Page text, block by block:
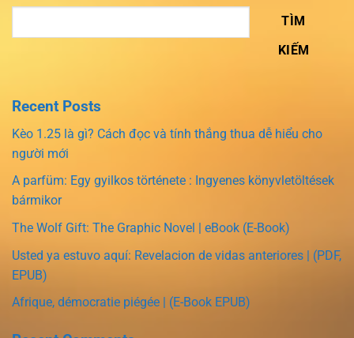
TÌM
KIẾM
Recent Posts
Kèo 1.25 là gì? Cách đọc và tính thắng thua dễ hiểu cho
người mới
A parfüm: Egy gyilkos története : Ingyenes könyvletöltések
bármikor
The Wolf Gift: The Graphic Novel | eBook (E-Book)
Usted ya estuvo aquí: Revelacion de vidas anteriores | (PDF,
EPUB)
Afrique, démocratie piégée | (E-Book EPUB)